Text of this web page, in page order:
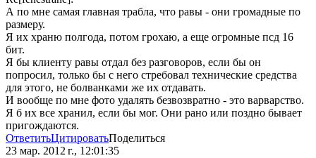
А по мне самая главная трабла, что равы - они громадные по
размеру.
Я их храню полгода, потом грохаю, а еще огромные псд 16
бит.
Я бы клиенту равы отдал без разговоров, если бы он
попросил, только бы с него стребовал технические средства
для этого, не болванками же их отдавать.
И вообще по мне фото удалять безвозвратно - это варварство.
Я б их все хранил, если бы мог. Они рано или поздно бывает
пригождаются.
ОтветитьЦитироватьПоделиться
23 мар. 2012 г., 12:01:35